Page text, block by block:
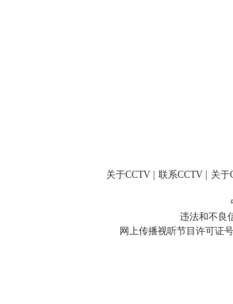
关于CCTV 联系CCTV 关于
违法和不良
网上传播视听节目许可证